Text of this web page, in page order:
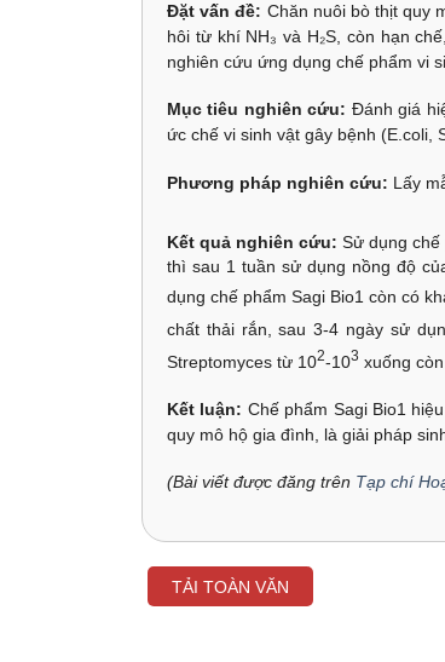
Đặt vấn đề: Chăn nuôi bò thịt quy
hôi từ khí NH₃ và H₂S, còn hạn
nghiên cứu ứng dụng chế phẩm vi
Mục tiêu nghiên cứu: Đánh giá
ức chế vi sinh vật gây bệnh (E.coli,
Phương pháp nghiên cứu: Lấy
Kết quả nghiên cứu: Sử dụng
thì sau 1 tuần sử dụng nồng độ
dụng chế phẩm Sagi Bio1 còn có
chất thải rắn, sau 3-4 ngày sử
Streptomyces từ 102-103 xuống
Kết luận: Chế phẩm Sagi Bio1
quy mô hộ gia đình, là giải pháp
(Bài viết được đăng trên Tạp chí
TẢI TOÀN VĂN